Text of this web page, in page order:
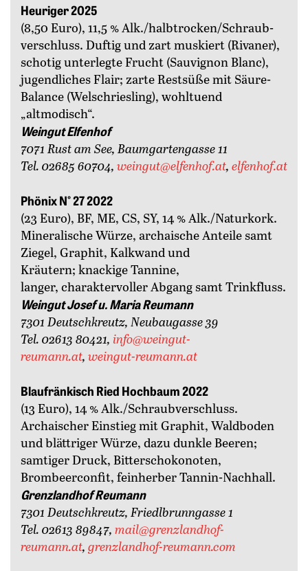
Heuriger 2025
(8,50 Euro), 11,5 % Alk./halbtrocken/Schraub­
verschluss. Duftig und zart muskiert (Rivaner),
schotig unterlegte Frucht (Sauvignon Blanc),
jugendliches Flair; zarte Restsüße mit Säure-
Balance (Welschriesling), wohltuend
„altmodisch“.
Weingut Elfenhof
7071 Rust am See, Baumgartengasse 11
Tel. 02685 60704, weingut@elfenhof.at, elfenhof.at
Phönix N° 27 2022
(23 Euro), BF, ME, CS, SY, 14 % Alk./Naturkork.
Mineralische Würze, archaische Anteile samt
Ziegel, Graphit, Kalkwand und
Kräutern; knackige Tannine,
langer, charaktervoller Abgang samt Trinkfluss.
Weingut Josef u. Maria Reumann
7301 Deutschkreutz, Neubaugasse 39
Tel. 02613 80421, info@weingut-
reumann.at, weingut-reumann.at
Blaufränkisch Ried Hochbaum 2022
(13 Euro), 14 % Alk./Schraubverschluss.
Archaischer Einstieg mit Graphit, Waldboden
und blättriger Würze, dazu dunkle Beeren;
samtiger Druck, Bitterschokonoten,
Brombeerconfit, fein­herber Tannin-Nachhall.
Grenzlandhof Reumann
7301 Deutschkreutz, Friedlbrunngasse 1
Tel. 02613 89847, mail@grenzlandhof-
reumann.at, grenzlandhof-reumann.com